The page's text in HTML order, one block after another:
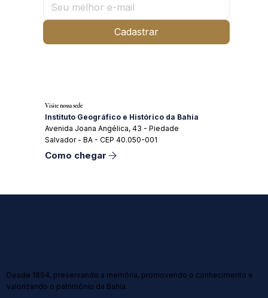
Cadastrar
Visite nossa sede
Instituto Geográfico e Histórico da Bahia
Avenida Joana Angélica, 43 - Piedade
Salvador - BA - CEP 40.050-001
Como chegar
Desde 1894, preservando a memória, promovendo o conhecimento e
valorizando o patrimônio da Bahia.